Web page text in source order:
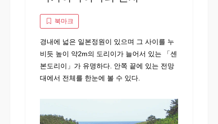
북마크
경내에 넓은 일본정원이 있으며 그 사이를 누
비듯 높이 약2m의 도리이가 늘어서 있는 「센
본도리이」가 유명하다. 안쪽 끝에 있는 전망
대에서 전체를 한눈에 볼 수 있다.